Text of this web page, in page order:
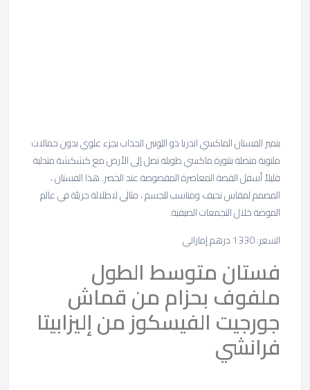
يتميز الفستان الماكسي اندريا ذو اللونين الجذاب بجزء علوي بدون حمالات
ملتوية متصلة بتنورة ماكسي طويلة تصل إلى الأرض مع كشكشة متدلية
قليلاً أسفل القصة المعاصرة المقصوصة عند الخصر. هذا الفستان ،
المصمم لمقاس نحيف ومناسب للجسم ، مثالي لاطلالة جريئة في عالم
الموضة خلال التجمعات الصيفية.
السعر: 1330 درهم إماراتي
فستان متوسط ​​الطول
ملفوف بحزام من قماش
جورجيت الفيسكوز من إليزابيتا
فرانشي